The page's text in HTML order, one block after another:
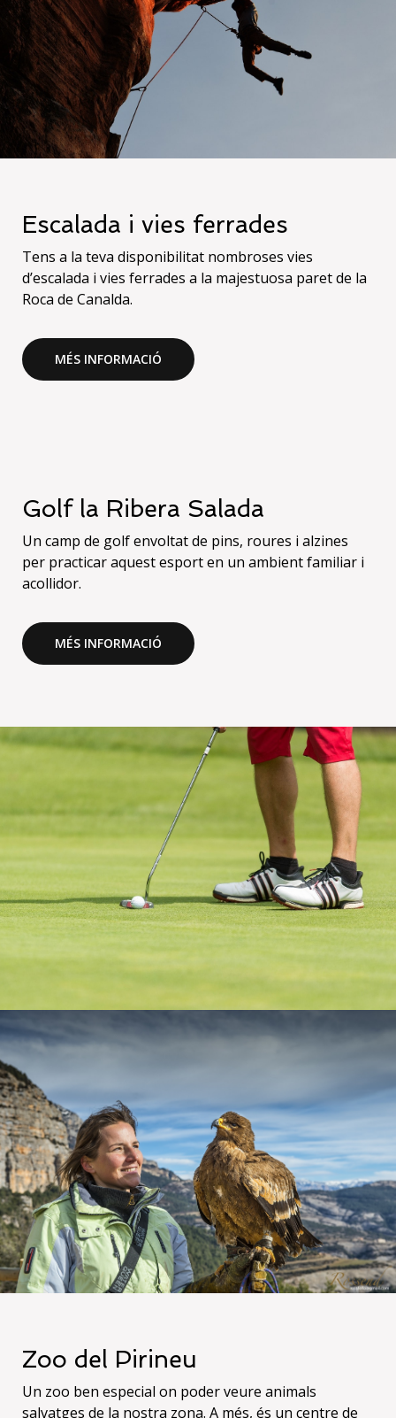
Escalada i vies ferrades
Tens a la teva disponibilitat nombroses vies
d’escalada i vies ferrades a la majestuosa paret de la
Roca de Canalda.
MÉS INFORMACIÓ
Golf la Ribera Salada
Un camp de golf envoltat de pins, roures i alzines
per practicar aquest esport en un ambient familiar i
acollidor.
MÉS INFORMACIÓ
Zoo del Pirineu
Un zoo ben especial on poder veure animals
salvatges de la nostra zona. A més, és un centre de